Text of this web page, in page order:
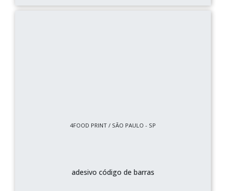
4FOOD PRINT / SÃO PAULO - SP
adesivo código de barras